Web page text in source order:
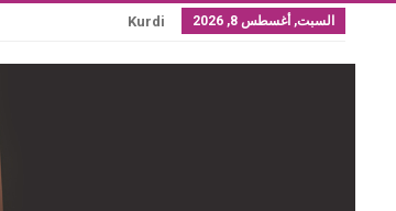
السبت, أغسطس 8, 2026 Kurdi